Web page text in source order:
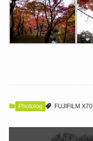
Photolog FUJIFILM X70